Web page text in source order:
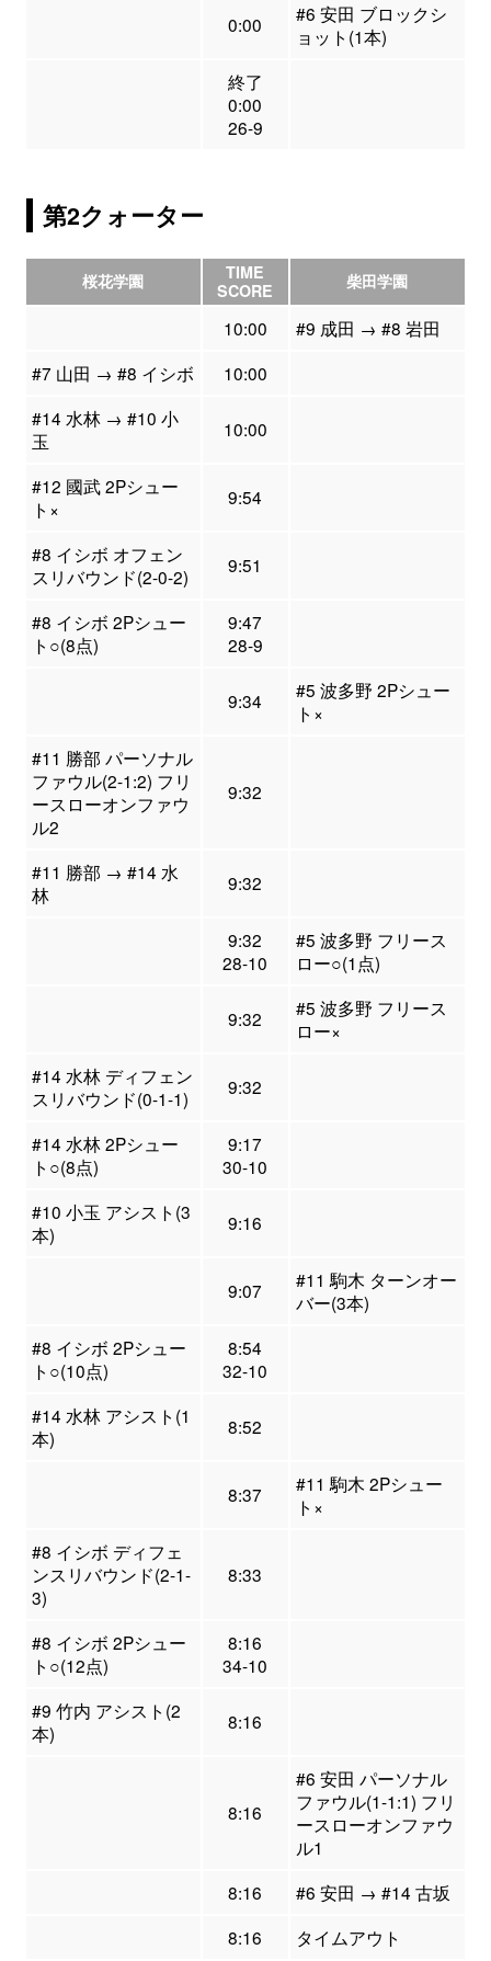
0:00
#6 安田 ブロックシ
ョット(1本)
終了
0:00
26-9
第2クォーター
桜花学園
TIME
SCORE
柴田学園
10:00
#9 成田 → #8 岩田
#7 山田 → #8 イシボ
10:00
#14 水林 → #10 小
玉
10:00
#12 國武 2Pシュー
ト×
9:54
#8 イシボ オフェン
スリバウンド(2-0-2)
9:51
#8 イシボ 2Pシュー
ト○(8点)
9:47
28-9
9:34
#5 波多野 2Pシュー
ト×
#11 勝部 パーソナル
ファウル(2-1:2) フリ
ースローオンファウ
ル2
9:32
#11 勝部 → #14 水
林
9:32
9:32
28-10
#5 波多野 フリース
ロー○(1点)
9:32
#5 波多野 フリース
ロー×
#14 水林 ディフェン
スリバウンド(0-1-1)
9:32
#14 水林 2Pシュー
ト○(8点)
9:17
30-10
#10 小玉 アシスト(3
本)
9:16
9:07
#11 駒木 ターンオー
バー(3本)
#8 イシボ 2Pシュー
ト○(10点)
8:54
32-10
#14 水林 アシスト(1
本)
8:52
8:37
#11 駒木 2Pシュー
ト×
#8 イシボ ディフェ
ンスリバウンド(2-1-
3)
8:33
#8 イシボ 2Pシュー
ト○(12点)
8:16
34-10
#9 竹内 アシスト(2
本)
8:16
8:16
#6 安田 パーソナル
ファウル(1-1:1) フリ
ースローオンファウ
ル1
8:16
#6 安田 → #14 古坂
8:16
タイムアウト